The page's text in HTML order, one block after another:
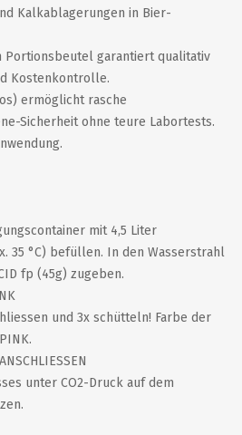
Kalkablagerungen in Bier-
Portionsbeutel garantiert qualitativ
Kostenkontrolle.
ermöglicht rasche
Sicherheit ohne teure Labortests.
mit 4,5 Liter
35 °C) befüllen. In den Wasserstrahl
fp (45g) zugeben.
und 3x schütteln! Farbe der
unter CO2-Druck auf dem